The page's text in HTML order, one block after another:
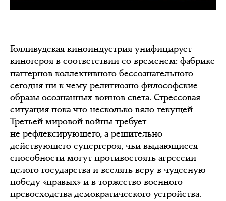
Голливудская киноиндустрия унифицирует
киногероя в соответствии со временем: фабрике
паттернов коллективного бессознательного
сегодня ни к чему религиозно-философские
образы осознанных воинов света. Стрессовая
ситуация пока что несколько вяло текущей
Третьей мировой войны требует
не рефлексирующего, а решительно
действующего супергероя, чьи выдающиеся
способности могут противостоять агрессии
целого государства и вселять веру в чудесную
победу «правых» и в торжество военного
превосходства демократического устройства.